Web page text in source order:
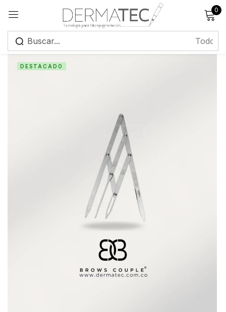
0
DESTACADO
Registrarse
¿Has olvidado tu contraseña?
Iniciar sesión
Crear una cuenta